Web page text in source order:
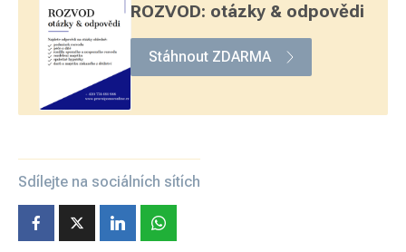
ROZVOD: otázky & odpovědi
Stáhnout ZDARMA
Sdílejte na sociálních sítích